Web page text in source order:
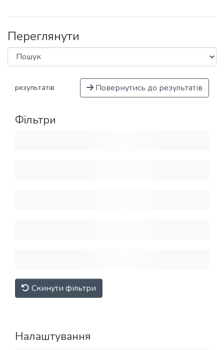
Переглянути
результатів Повернутись до результатів
Фільтри
Скинути фільтри
Налаштування